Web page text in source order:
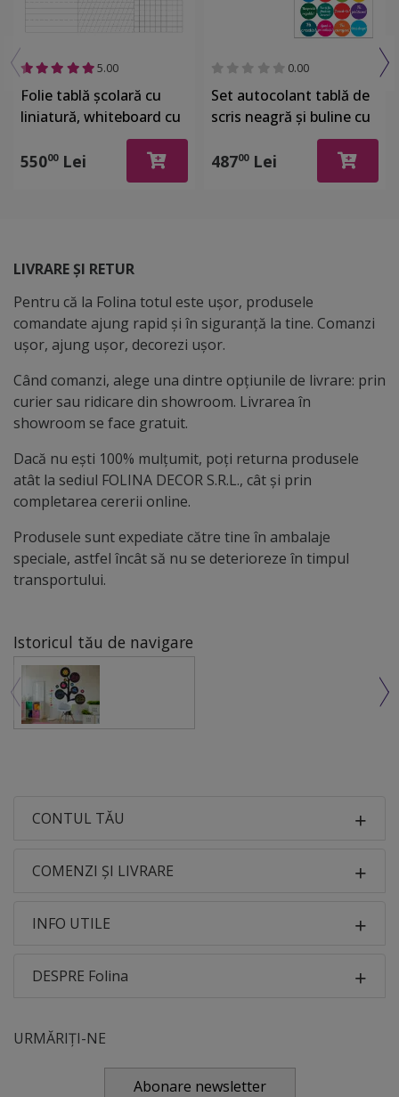
5.00
Folie tablă școlară cu
liniatură, whiteboard cu
liniatură tip 1, tip 2 şi
matematică, rolă de
55000Lei
0.00
Set autocolant tablă de
scris neagră şi buline cu
mesaje, Folina EDU72,
decor pentru grădiniţe şi
48700Lei
LIVRARE ȘI RETUR
Pentru că la Folina totul este ușor, produsele
comandate ajung rapid și în siguranță la tine. Comanzi
ușor, ajung ușor, decorezi ușor.
Când comanzi, alege una dintre opțiunile de livrare: prin
curier sau ridicare din showroom. Livrarea în
showroom se face gratuit.
Dacă nu ești 100% mulțumit, poți returna produsele
atât la sediul FOLINA DECOR S.R.L., cât și prin
completarea cererii online.
Produsele sunt expediate către tine în ambalaje
speciale, astfel încât să nu se deterioreze în timpul
transportului.
Istoricul tău de navigare
CONTUL TĂU
COMENZI ȘI LIVRARE
INFO UTILE
DESPRE Folina
URMĂRIȚI-NE
Abonare newsletter